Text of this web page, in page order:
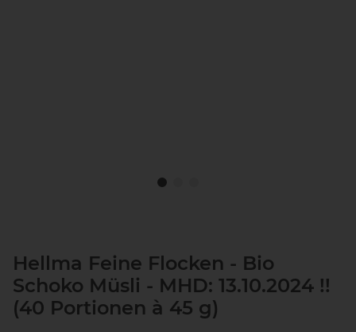
Hellma Feine Flocken - Bio
Schoko Müsli - MHD: 13.10.2024 !!
(40 Portionen à 45 g)